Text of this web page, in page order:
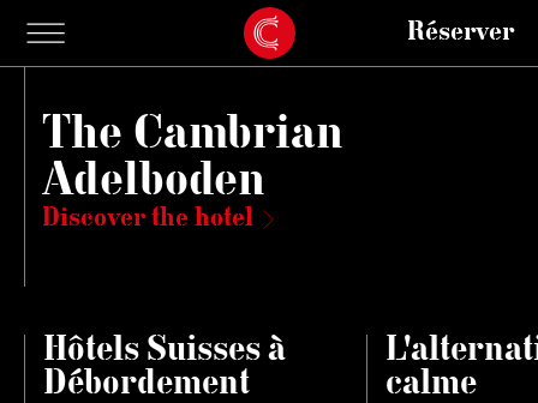
Réserver
The Cambrian
Adelboden
Discover the hotel
Hôtels Suisses à
Débordement
calme